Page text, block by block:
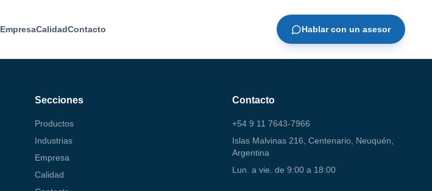
EmpresaCalidadContacto Hablar con un asesor
Secciones
Productos
Industrias
Empresa
Calidad
Contacto
+54 9 11 7643-7966
Islas Malvinas 216, Centenario, Neuquén,
Argentina
Lun. a vie. de 9:00 a 18:00